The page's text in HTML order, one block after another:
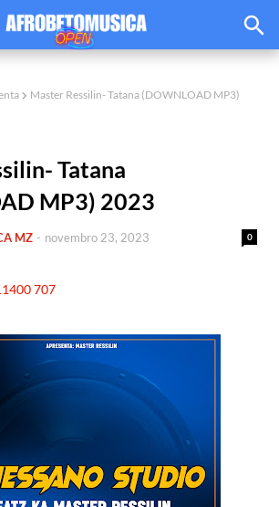
Master Ressilin- Tatana (DOWNLOAD MP3)
Tatana
MP3) 2023
MZ 0
- novembro 23, 2023